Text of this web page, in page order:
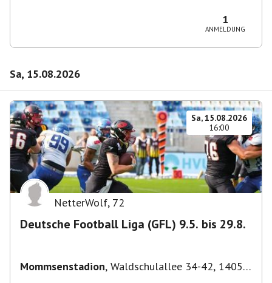
1
ANMELDUNG
Sa, 15.08.2026
Sa, 15.08.2026
16:00
NetterWolf, 72
Deutsche Football Liga (GFL) 9.5. bis 29.8.
Mommsenstadion, Waldschulallee 34-42, 14055